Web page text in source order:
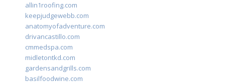
allin1roofing.com
keepjudgewebb.com
anatomyofadventure.com
drivancastillo.com
cmmedspa.com
midletontkd.com
gardensandgrills.com
basilfoodwine.com